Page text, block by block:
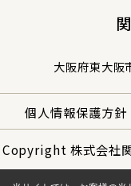
大阪府東大阪
個人情報保護方針
Copyright 株式会社